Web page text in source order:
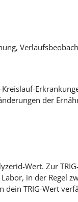
der
Wert. Zur
in der Regel
TRIG-Wert